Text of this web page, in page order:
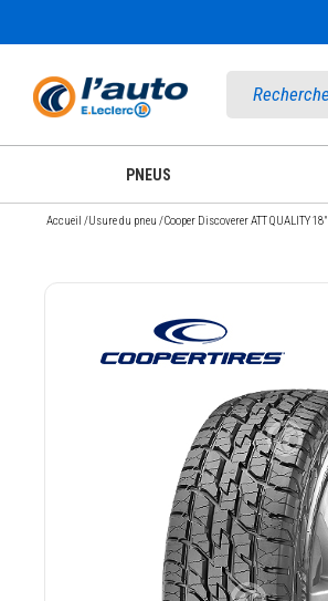
PNEUS
Accueil /Usure du pneu /Cooper Discoverer ATT QUALITY 18"